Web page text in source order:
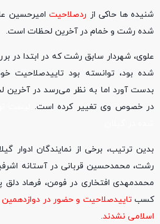
شنیده ها حاکی از ردصلاحیت امیرحسین
شده رشت و خمام در آخرین لحظات است.
علوی، شهردار سابق رشت که در ابتدا در
شده بود، توانسته بود تاییدصلاحیت
بدست آورد اما به نظر می‌رسد در آخرین
در خصوص وی تغییر کرده است.
بدین ترتیب، برخی از نمایندگان ادوار
رشت، محمدحسین قربانی در آستانه
محمدمهدی افتخاری در فومن، فرهاد
کسبتاییدصلاحیت و حضور در
اسلامی نشدند.